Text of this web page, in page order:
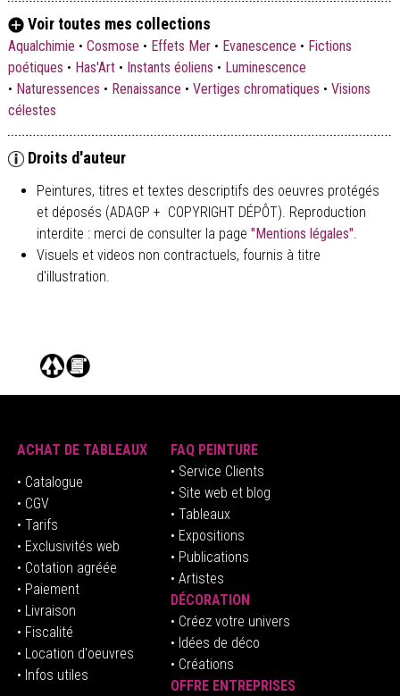
Voir toutes mes collections
Aqualchimie • Cosmose • Effets Mer• Evanescence • Fictions
poétiques • Has'Art• Instants éoliens • Luminescence
• Naturessences • Renaissance • Vertiges chromatiques • Visions
célestes
Droits d'auteur
Peintures, titres et textes descriptifs des oeuvres protégés
et déposés (ADAGP + COPYRIGHT DÉPÔT). Reproduction
interdite : merci de consulter la page "Mentions légales".
Visuels et videos non contractuels, fournis à titre
d'illustration.
ACHAT DE TABLEAUX
• Catalogue
• CGV
• Tarifs
• Exclusivités web
• Cotation agréée
• Paiement
• Livraison
• Fiscalité
• Location d'oeuvres
• Infos utiles
FAQ PEINTURE
• Service Clients
• Site web et blog
• Tableaux
• Expositions
• Publications
• Artistes
DÉCORATION
• Créez votre univers
• Idées de déco
• Créations
OFFRE ENTREPRISES